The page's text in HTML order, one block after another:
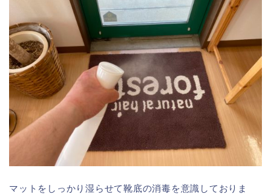
マットをしっかり湿らせて靴底の消毒を意識しておりま